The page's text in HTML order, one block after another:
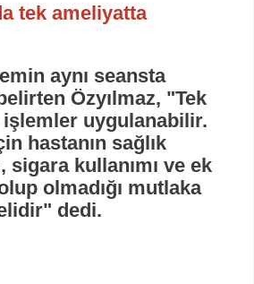
tek ameliyatta
aynı seansta
Özyılmaz, "Tek
uygulanabilir.
hastanın sağlık
kullanımı ve ek
olmadığı mutlaka
dedi.